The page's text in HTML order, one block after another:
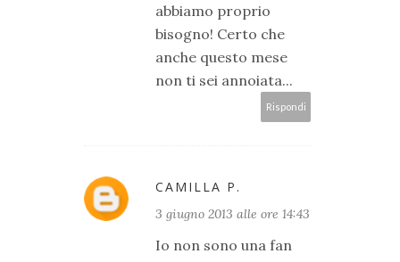
abbiamo proprio
bisogno! Certo che
anche questo mese
non ti sei annoiata...
Rispondi
CAMILLA P.
3 giugno 2013 alle ore 14:43
Io non sono una fan